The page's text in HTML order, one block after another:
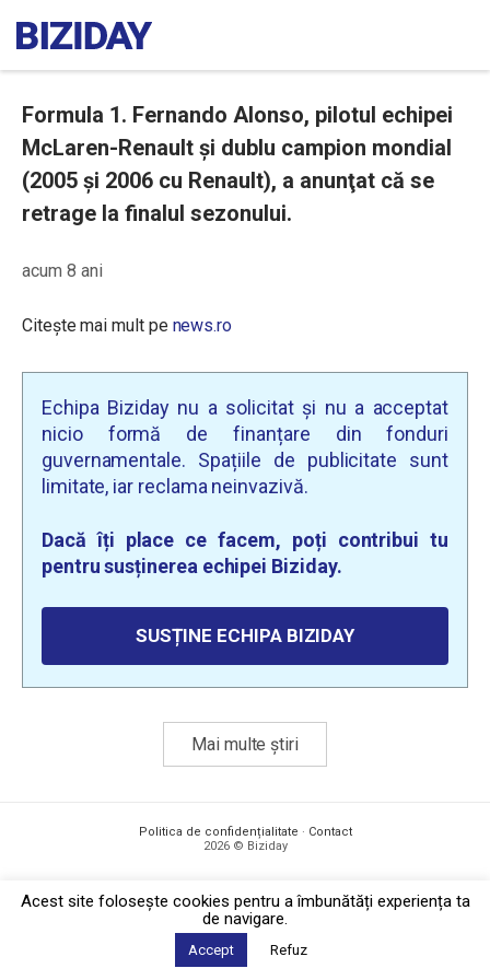
Formula 1. Fernando Alonso, pilotul echipei
McLaren-Renault şi dublu campion mondial
(2005 şi 2006 cu Renault), a anunţat că se
retrage la finalul sezonului.
acum 8 ani
Citește mai mult pe news.ro
Echipa Biziday nu a solicitat și nu a acceptat
nicio formă de finanțare din fonduri
guvernamentale. Spațiile de publicitate sunt
limitate, iar reclama neinvazivă.
Dacă îți place ce facem, poți contribui tu
pentru susținerea echipei Biziday.
SUSȚINE ECHIPA BIZIDAY
Mai multe știri
Politica de confidențialitate · Contact
2026 © Biziday
Acest site foloseşte cookies pentru a îmbunătăți experiența ta
de navigare.
Accept Refuz